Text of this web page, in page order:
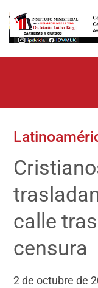
calle
censura
2 de octubre de